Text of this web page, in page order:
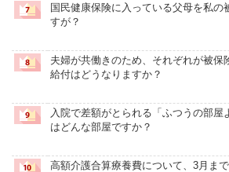
国民健康保険に入っている父母を私の
すが？
夫婦が共働きのため、それぞれが被保
給付はどうなりますか？
入院で差額がとられる「ふつうの部屋
はどんな部屋ですか？
高額介護合算療養費について、3月ま